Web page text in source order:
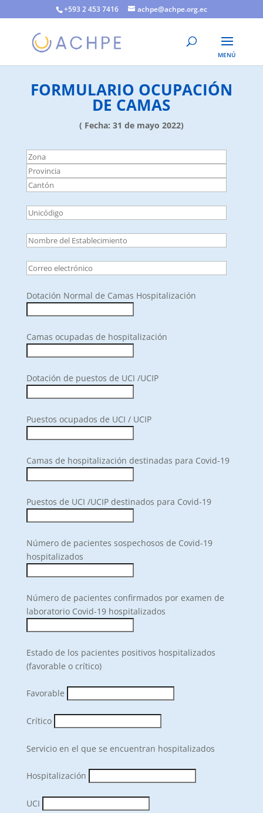
+593 2 453 7416 achpe@achpe.org.ec
FORMULARIO OCUPACIÓN
DE CAMAS
( Fecha: 31 de mayo 2022)
Dotación Normal de Camas Hospitalización
Camas ocupadas de hospitalización
Dotación de puestos de UCI /UCIP
Puestos ocupados de UCI / UCIP
Camas de hospitalización destinadas para Covid-19
Puestos de UCI /UCIP destinados para Covid-19
Número de pacientes sospechosos de Covid-19
hospitalizados
Número de pacientes confirmados por examen de
laboratorio Covid-19 hospitalizados
Estado de los pacientes positivos hospitalizados
(favorable o crítico)
Favorable
Crítico
Servicio en el que se encuentran hospitalizados
Hospitalización
UCI